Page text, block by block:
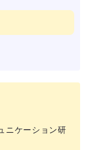
ニケーション研